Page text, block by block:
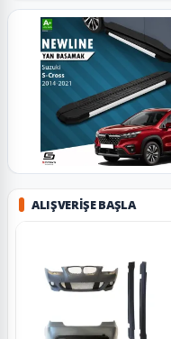
ALIŞVERIŞE BAŞLA